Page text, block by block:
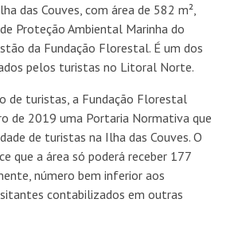
das Couves, com área de 582 m²,
Proteção Ambiental Marinha do
da Fundação Florestal. É um dos
pelos turistas no Litoral Norte.
de turistas, a Fundação Florestal
de 2019 uma Portaria Normativa que
de turistas na Ilha das Couves. O
que a área só poderá receber 177
número bem inferior aos
contabilizados em outras